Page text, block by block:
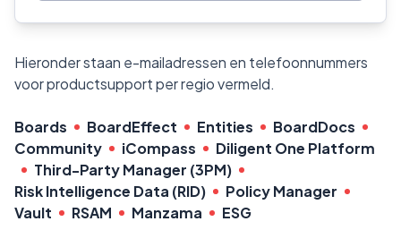
Hieronder staan e-mailadressen en telefoonnummers
voor productsupport per regio vermeld.
Boards BoardEffect Entities
BoardDocs
Community
iCompass
Diligent One Platform
Third-Party Manager (3PM)
Risk Intelligence Data (RID)
Policy Manager
Vault
RSAM Manzama ESG